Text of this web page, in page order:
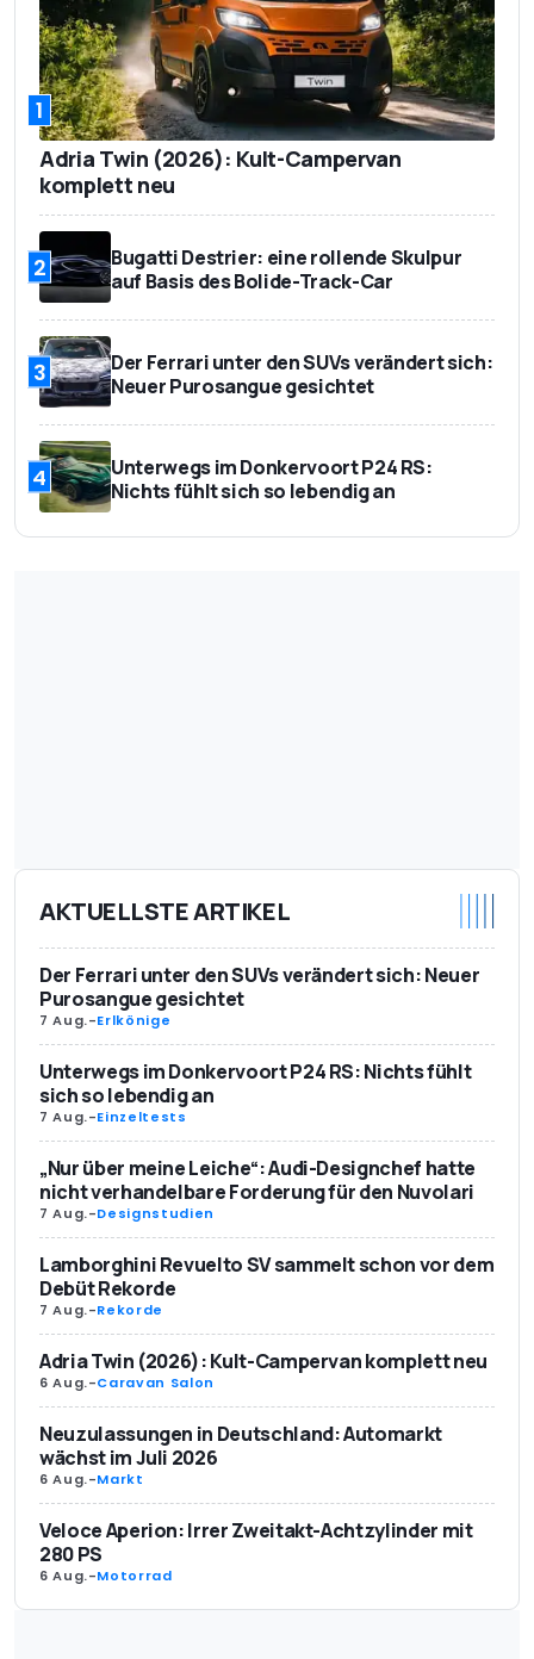
1
Adria Twin (2026): Kult-Campervan
komplett neu
2
Bugatti Destrier: eine rollende Skulpur
auf Basis des Bolide-Track-Car
3
Der Ferrari unter den SUVs verändert sich:
Neuer Purosangue gesichtet
4
Unterwegs im Donkervoort P24 RS:
Nichts fühlt sich so lebendig an
AKTUELLSTE ARTIKEL
Der Ferrari unter den SUVs verändert sich: Neuer
Purosangue gesichtet
7 Aug.-Erlkönige
Unterwegs im Donkervoort P24 RS: Nichts fühlt
sich so lebendig an
7 Aug.-Einzeltests
„Nur über meine Leiche“: Audi-Designchef hatte
nicht verhandelbare Forderung für den Nuvolari
7 Aug.-Designstudien
Lamborghini Revuelto SV sammelt schon vor dem
Debüt Rekorde
7 Aug.-Rekorde
Adria Twin (2026): Kult-Campervan komplett neu
6 Aug.-Caravan Salon
Neuzulassungen in Deutschland: Automarkt
wächst im Juli 2026
6 Aug.-Markt
Veloce Aperion: Irrer Zweitakt-Achtzylinder mit
280 PS
6 Aug.-Motorrad